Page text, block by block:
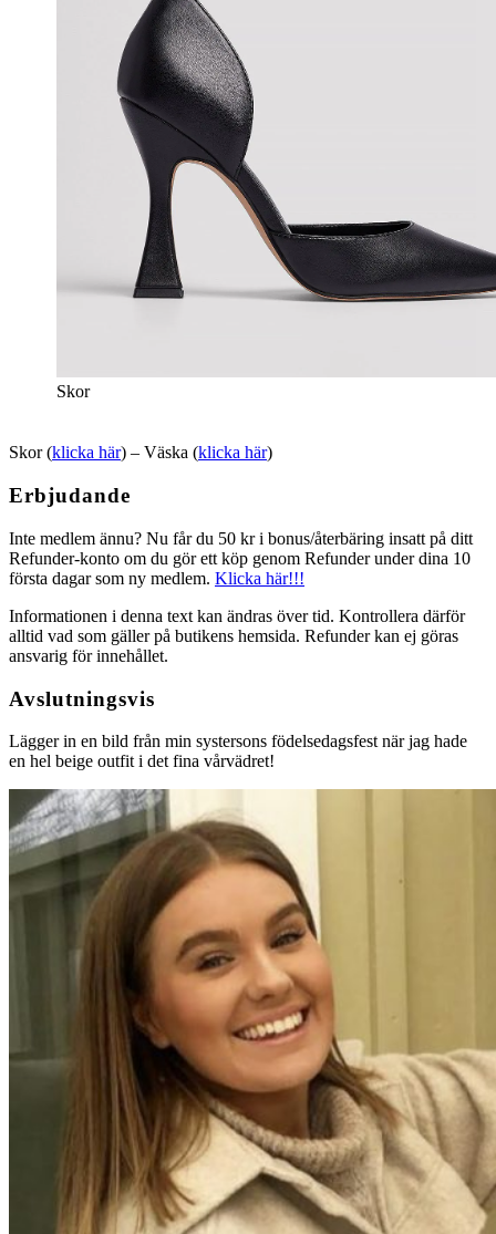
Skor
Skor (klicka här) – Väska (klicka här)
Erbjudande
Inte medlem ännu? Nu får du 50 kr i bonus/återbäring insatt på ditt
Refunder-konto om du gör ett köp genom Refunder under dina 10
första dagar som ny medlem. Klicka här!!!
Informationen i denna text kan ändras över tid. Kontrollera därför
alltid vad som gäller på butikens hemsida. Refunder kan ej göras
ansvarig för innehållet.
Avslutningsvis
Lägger in en bild från min systersons födelsedagsfest när jag hade
en hel beige outfit i det fina vårvädret!